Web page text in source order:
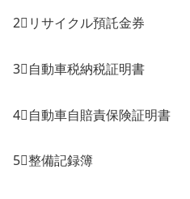
2⃣リサイクル預託金券
3⃣自動車税納税証明書
4⃣自動車自賠責保険証明書
5⃣整備記録簿